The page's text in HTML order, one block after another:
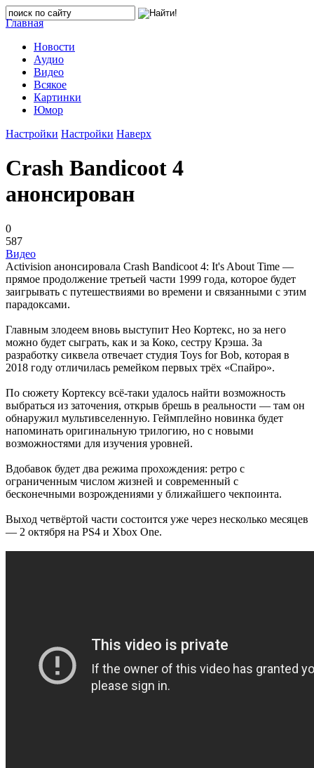
Главная
Новости
Аудио
Видео
Всякое
Картинки
Юмор
Настройки Настройки Наверх
Crash Bandicoot 4
анонсирован
0
587
Видео
Activision анонсировала Crash Bandicoot 4: It's About Time —
прямое продолжение третьей части 1999 года, которое будет
заигрывать с путешествиями во времени и связанными с этим
парадоксами.
Главным злодеем вновь выступит Нео Кортекс, но за него
можно будет сыграть, как и за Коко, сестру Крэша. За
разработку сиквела отвечает студия Toys for Bob, которая в
2018 году отличилась ремейком первых трёх «Спайро».
По сюжету Кортексу всё-таки удалось найти возможность
выбраться из заточения, открыв брешь в реальности — там он
обнаружил мультивселенную. Геймплейно новинка будет
напоминать оригинальную трилогию, но с новыми
возможностями для изучения уровней.
Вдобавок будет два режима прохождения: ретро с
ограниченным числом жизней и современный с
бесконечными возрождениями у ближайшего чекпоинта.
Выход четвёртой части состоится уже через несколько месяцев
— 2 октября на PS4 и Xbox One.